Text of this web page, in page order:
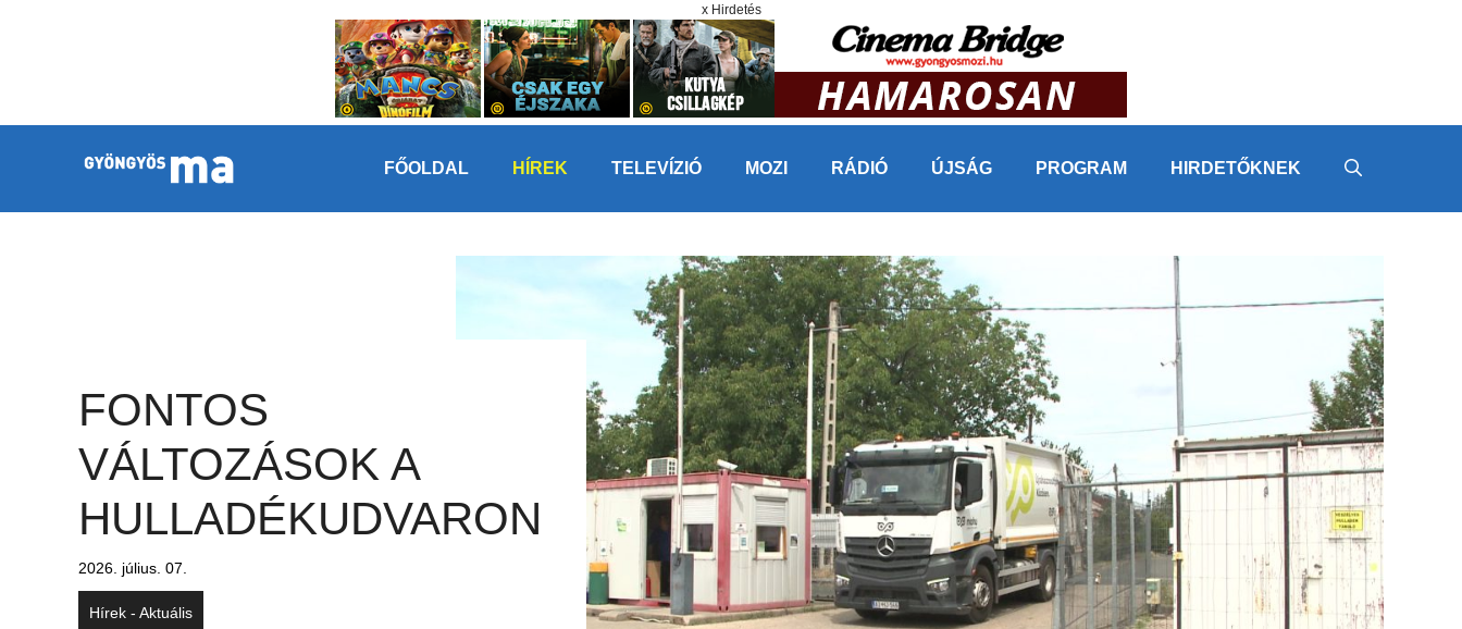
x Hirdetés
FŐOLDAL HÍREK TELEVÍZIÓ MOZI RÁDIÓ ÚJSÁG PROGRAM HIRDETŐKNEK
FONTOS
VÁLTOZÁSOK A
HULLADÉKUDVARON
2026. július. 07.
Hírek - Aktuális